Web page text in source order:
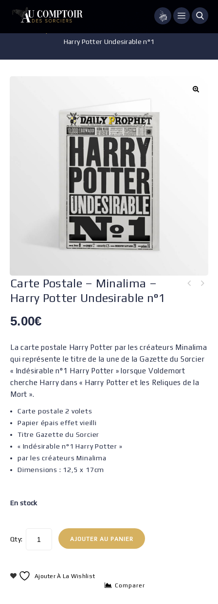
Menu
Harry Potter Undesirable n°1
Carte Postale – Minalima –
Harry Potter Undesirable n°1
5.00€
La carte postale Harry Potter par les créateurs Minalima
qui représente le titre de la une de la Gazette du Sorcier
« Indésirable n°1 Harry Potter » lorsque Voldemort
cherche Harry dans « Harry Potter et les Reliques de la
Mort ».
Carte postale 2 volets
Papier épais effet vieilli
Titre Gazette du Sorcier
« Indésirable n°1 Harry Potter »
par les créateurs Minalima
Dimensions : 12,5 x 17cm
En stock
Qty: AJOUTER AU PANIER
Ajouter À La Wishlist
Comparer